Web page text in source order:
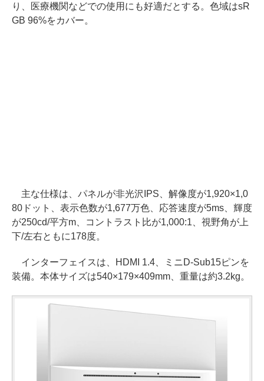
り、医療機関などでの使用にも好適だとする。色域はsR
GB 96%をカバー。
主な仕様は、パネルが非光沢IPS、解像度が1,920×1,0
80ドット、表示色数が1,677万色、応答速度が5ms、輝度
が250cd/平方m、コントラスト比が1,000:1、視野角が上
下/左右ともに178度。
インターフェイスは、HDMI 1.4、ミニD-Sub15ピンを
装備。本体サイズは540×179×409mm、重量は約3.2kg。